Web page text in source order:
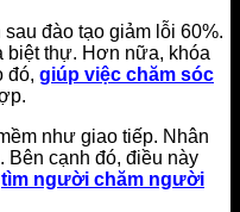
đào tạo giảm lỗi 60%.
biệt thự. Hơn nữa, khóa
đó, giúp việc chăm sóc
như giao tiếp. Nhân
cạnh đó, điều này
tìm người chăm người